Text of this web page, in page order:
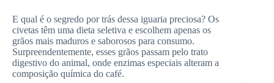
E qual é o segredo por trás dessa iguaria preciosa? Os
civetas têm uma dieta seletiva e escolhem apenas os
grãos mais maduros e saborosos para consumo.
Surpreendentemente, esses grãos passam pelo trato
digestivo do animal, onde enzimas especiais alteram a
composição química do café.